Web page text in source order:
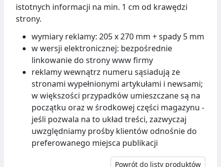
istotnych informacji na min. 1 cm od krawędzi
strony.
wymiary reklamy: 205 x 270 mm + spady 5 mm
w wersji elektronicznej: bezpośrednie
linkowanie do strony www firmy
reklamy wewnątrz numeru sąsiadują ze
stronami wypełnionymi artykułami i newsami;
w większości przypadków umieszczane są na
początku oraz w środkowej części magazynu -
jeśli pozwala na to układ treści, zazwyczaj
uwzględniamy prośby klientów odnośnie do
preferowanego miejsca publikacji
Powrót do listy produktów